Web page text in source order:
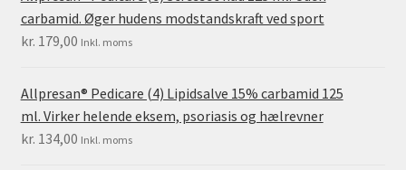
carbamid. Øger hudens modstandskraft ved sport
kr. 179,00 Inkl. moms
Allpresan® Pedicare (4) Lipidsalve 15% carbamid 125
ml. Virker helende eksem, psoriasis og hælrevner
kr. 134,00 Inkl. moms